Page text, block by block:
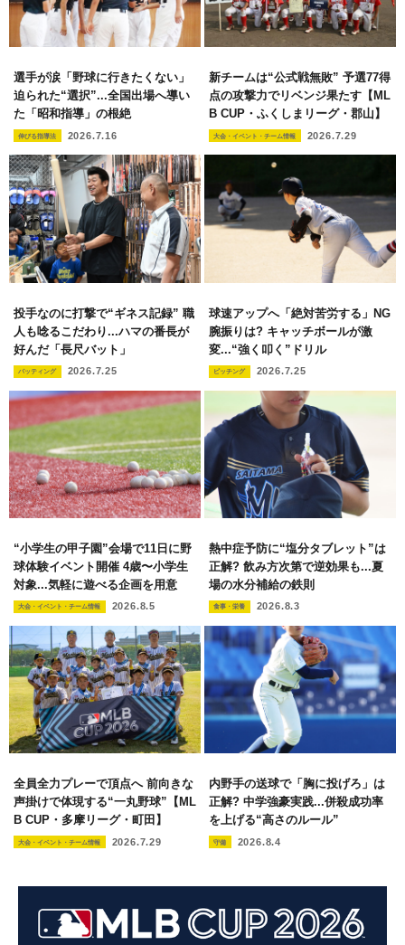
選手が涙「野球に行きたくない」
迫られた“選択”...全国出場へ導い
た「昭和指導」の根絶
伸びる指導法 2026.7.16
新チームは“公式戦無敗” 予選77得
点の攻撃力でリベンジ果たす【ML
B CUP・ふくしまリーグ・郡山】
大会・イベント・チーム情報 2026.7.29
投手なのに打撃で“ギネス記録” 職
人も唸るこだわり...ハマの番長が
好んだ「長尺バット」
バッティング 2026.7.25
球速アップへ「絶対苦労する」NG
腕振りは? キャッチボールが激
変...“強く叩く”ドリル
ピッチング 2026.7.25
“小学生の甲子園”会場で11日に野
球体験イベント開催 4歳〜小学生
対象...気軽に遊べる企画を用意
大会・イベント・チーム情報 2026.8.5
熱中症予防に“塩分タブレット”は
正解? 飲み方次第で逆効果も...夏
場の水分補給の鉄則
食事・栄養 2026.8.3
全員全力プレーで頂点へ 前向きな
声掛けで体現する“一丸野球”【ML
B CUP・多摩リーグ・町田】
大会・イベント・チーム情報 2026.7.29
内野手の送球で「胸に投げろ」は
正解? 中学強豪実践...併殺成功率
を上げる“高さのルール”
守備 2026.8.4